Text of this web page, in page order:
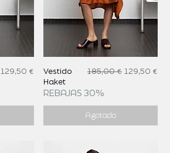
Precio de oferta
129,50 €
Vestido
Haket
Precio
185,00 € Precio de
129,50 €
REBAJAS 30%
Agotado